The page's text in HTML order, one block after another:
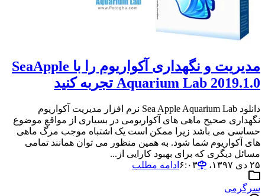
مدیریت و نگهداری آکواریوم را با SeaApple
Aquarium Lab 2019.1.0 تجربه کنید
دانلود Sea Apple Aquarium Lab نرم افزار مدیریت آکواریوم
نگهداری صحیح ماهی های آکواریومی در بسیاری از مواقع موضوع
حساسی می باشد زیرا ممکن است یک اشتباه موجب مرگ ماهی
های آکواریوم شما شود. به همین منظور می توان همانند تمامی
مسائل دیگری که برای بهبود کارایی از...
۲۵ دی ۱۳۹۷،‏ ۶:۰۳
ادامه مطلب
سرگرمی